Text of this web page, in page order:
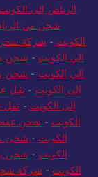
الرياض إلى الكويت
شحن من
الكويت - شركة شحن
الي الكويت - شحن
الي الكويت - شحن
الى الكويت - نقل
إلى الكويت -
الكويت - شحن
الكويت - شحن
الكويت - شحن
الكويت - شركة